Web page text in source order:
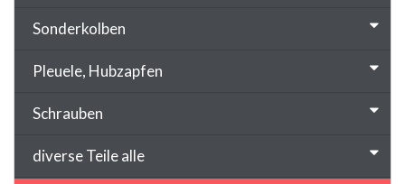
Sonderkolben
Pleuele, Hubzapfen
Schrauben
diverse Teile alle